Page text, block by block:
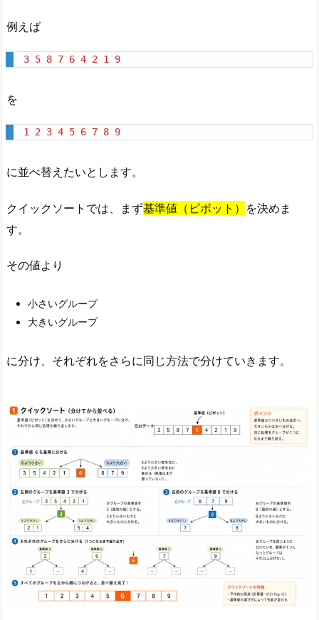
ア
ル
ム
7.
オ
ー
算
量）
ま
例えば
3 5 8 7 6 4 2 1 9
を
1 2 3 4 5 6 7 8 9
に並べ替えたいとします。
クイックソートでは、まず基準値（ピボット） を決めま
す。
その値より
小さいグループ
大きいグループ
に分け、それぞれをさらに同じ方法で分けていきます。